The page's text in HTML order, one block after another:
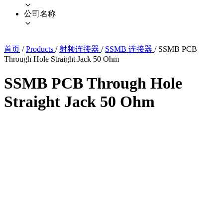
公司名称
首页 / Products / 射频连接器 / SSMB 连接器 / SSMB PCB
Through Hole Straight Jack 50 Ohm
SSMB PCB Through Hole
Straight Jack 50 Ohm